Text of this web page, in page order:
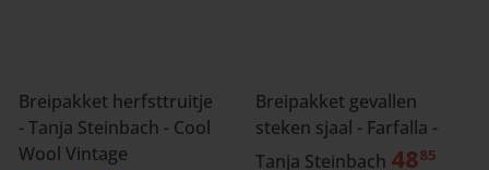
Breipakket herfsttruitje
- Tanja Steinbach - Cool
Wool Vintage
Breipakket gevallen
steken sjaal - Farfalla -
Tanja Steinbach 4885